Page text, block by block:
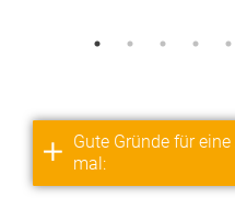
Gute Gründe für
mal: